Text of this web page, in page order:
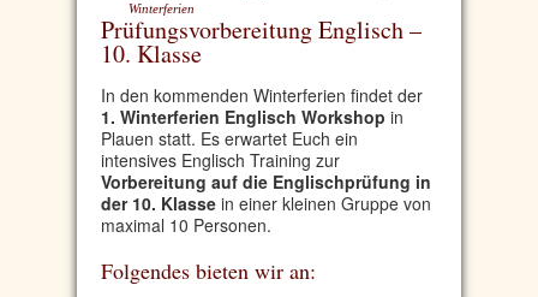
Winterferien
Prüfungsvorbereitung Englisch –
10. Klasse
In den kommenden Winterferien findet der
1. Winterferien Englisch Workshop in
Plauen statt. Es erwartet Euch ein
intensives Englisch Training zur
Vorbereitung auf die Englischprüfung in
der 10. Klasse in einer kleinen Gruppe von
maximal 10 Personen.
Folgendes bieten wir an: